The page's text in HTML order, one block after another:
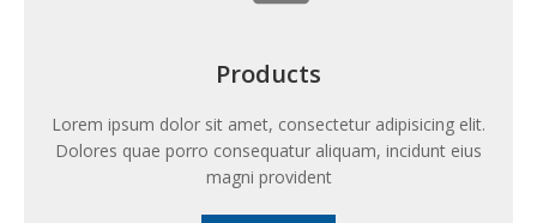
Products
Lorem ipsum dolor sit amet, consectetur adipisicing elit.
Dolores quae porro consequatur aliquam, incidunt eius
magni provident